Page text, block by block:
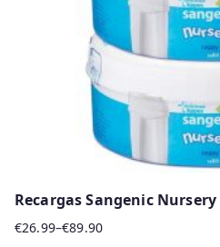
Recargas Sangenic
€26.99–€89.90
Price